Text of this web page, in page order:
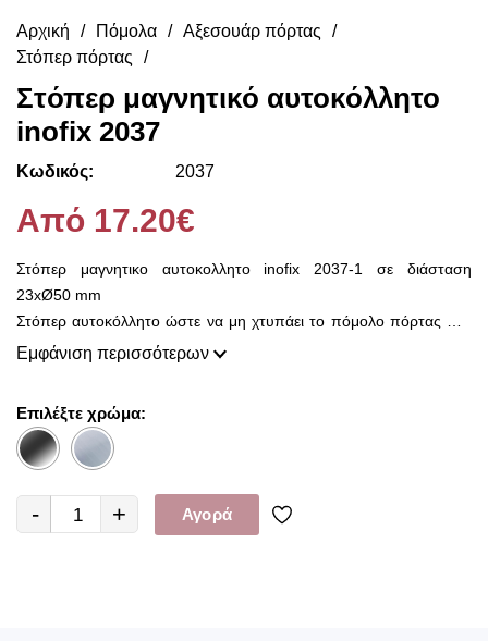
Αρχική Πόμολα
Αξεσουάρ πόρτας
Στόπερ πόρτας
Στόπερ μαγνητικό αυτοκόλλητο
inofix 2037
Κωδικός: 2037
Από 17.20€
Στόπερ μαγνητικο αυτοκολλητο inofix 2037-1 σε διάσταση
23xØ50 mm
Στόπερ αυτοκόλλητο ώστε να μη χτυπάει το πόμολο πόρτας στο
τοίχο.
να αποφύγουμε να προκαλέσουμε μόνιμη φθορά με τρυπά στο
πάτωμα.
Διατίθεται σε χρώμιο ματ και σε χρώμιο γυαλιστερό.
Χώρα προέλευσης : Ισπανία
Εμφάνιση περισσότερων
Επιλέξτε χρώμα:
- + Αγορά